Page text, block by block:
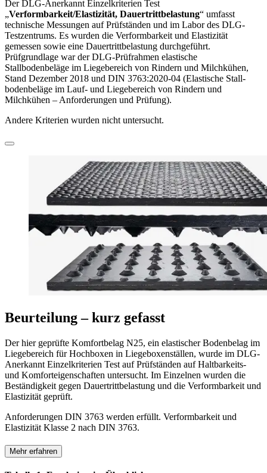
Der DLG-Anerkannt Einzelkriterien Test
„Verformbarkeit/Elastizität, Dauertrittbelastung“ umfasst
technische Messungen auf Prüfständen und im Labor des DLG-
Testzen­trums. Es wurden die Verformbarkeit und Elastizität
gemessen sowie eine Dauertritt­belastung durchgeführt.
Prüfgrundlage war der DLG-Prüfrahmen elastische
Stallbodenbeläge im Liegebereich von Rindern und Milch­kühen,
Stand Dezember 2018 und DIN 3763:2020-04 (Elastische Stall­
bodenbeläge im Lauf- und Liegebereich von Rindern und
Milchkühen – Anforderungen und Prüfung).
Andere Kriterien wurden nicht untersucht.
Beurteilung – kurz gefasst
Der hier geprüfte Komfortbelag N25, ein elastischer Boden­belag im
Liege­bereich für Hoch­boxen in Liegeboxenställen, wurde im DLG-
Anerkannt Einzelkriterien Test auf Prüfständen auf Haltbarkeits-
und Komforteigenschaften untersucht. Im Einzelnen wurden die
Beständigkeit gegen Dauertrittbelastung und die Verformbarkeit und
Elasti­zität geprüft.
Anforderungen DIN 3763 werden erfüllt. Verformbarkeit und
Elastizität Klasse 2 nach DIN 3763.
Mehr erfahren